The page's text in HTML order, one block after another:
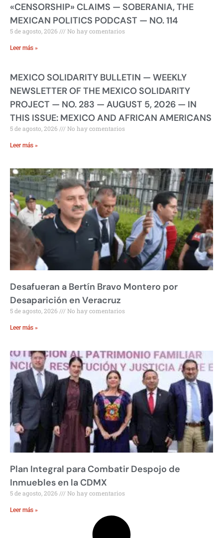
«CENSORSHIP» CLAIMS — SOBERANIA, THE
MEXICAN POLITICS PODCAST — NO. 114
5 de agosto, 2026 No hay comentarios
Leer más »
MEXICO SOLIDARITY BULLETIN — WEEKLY
NEWSLETTER OF THE MEXICO SOLIDARITY
PROJECT — NO. 283 — AUGUST 5, 2026 — IN
THIS ISSUE: MEXICO AND AFRICAN AMERICANS
5 de agosto, 2026 No hay comentarios
Leer más »
Desafueran a Bertín Bravo Montero por
Desaparición en Veracruz
5 de agosto, 2026 No hay comentarios
Leer más »
Plan Integral para Combatir Despojo de
Inmuebles en la CDMX
5 de agosto, 2026 No hay comentarios
Leer más »